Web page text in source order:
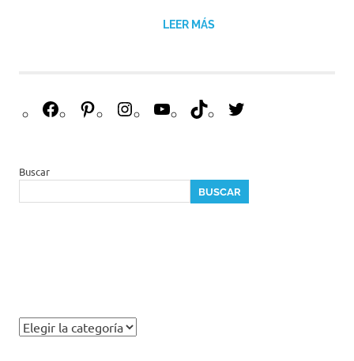
LEER MÁS
F
b
o
P
e
r
I
a
g
Y
u
b
T
o
k
t
e
Buscar
BUSCAR
C